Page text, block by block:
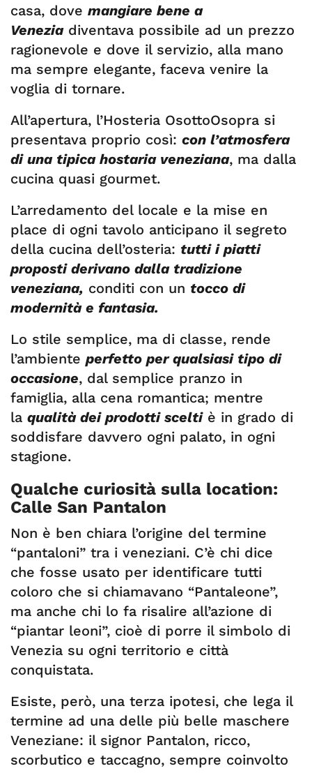
casa, dove mangiare bene a
Veneziadiventava possibile ad un prezzo
ragionevole e dove il servizio, alla mano
ma sempre elegante, faceva venire la
voglia di tornare.
All’apertura, l’Hosteria OsottoOsopra si
presentava proprio così: con l’atmosfera
di una tipica hostaria veneziana, ma dalla
cucina quasi gourmet.
L’arredamento del locale e la mise en
place di ogni tavolo anticipano il segreto
della cucina dell’osteria: tutti i piatti
proposti derivano dalla tradizione
veneziana, conditi con un tocco di
modernità e fantasia.
Lo stile semplice, ma di classe, rende
l’ambiente perfetto per qualsiasi tipo di
occasione, dal semplice pranzo in
famiglia, alla cena romantica; mentre
la qualità dei prodotti sceltiè in grado di
soddisfare davvero ogni palato, in ogni
stagione.
Qualche curiosità sulla location:
Calle San Pantalon
Non è ben chiara l’origine del termine
“pantaloni” tra i veneziani. C’è chi dice
che fosse usato per identificare tutti
coloro che si chiamavano “Pantaleone”,
ma anche chi lo fa risalire all’azione di
“piantar leoni”, cioè di porre il simbolo di
Venezia su ogni territorio e città
conquistata.
Esiste, però, una terza ipotesi, che lega il
termine ad una delle più belle maschere
Veneziane: il signor Pantalon, ricco,
scorbutico e taccagno, sempre coinvolto